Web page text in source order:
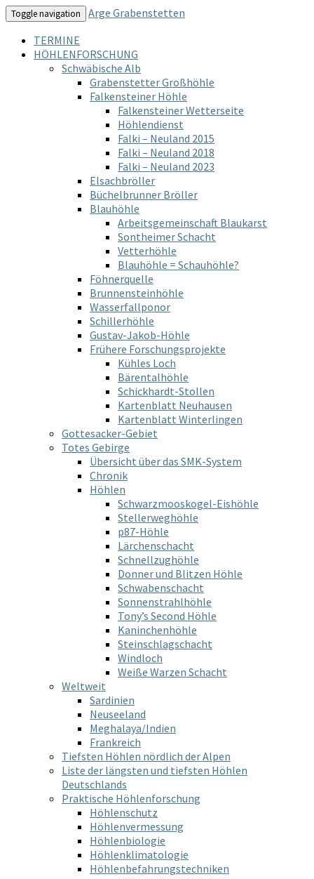
Toggle navigation
Arge Grabenstetten
TERMINE
HÖHLENFORSCHUNG
Schwäbische Alb
Grabenstetter Großhöhle
Falkensteiner Höhle
Falkensteiner Wetterseite
Höhlendienst
Falki – Neuland 2015
Falki – Neuland 2018
Falki – Neuland 2023
Elsachbröller
Büchelbrunner Bröller
Blauhöhle
Arbeitsgemeinschaft Blaukarst
Sontheimer Schacht
Vetterhöhle
Blauhöhle = Schauhöhle?
Föhnerquelle
Brunnensteinhöhle
Wasserfallponor
Schillerhöhle
Gustav-Jakob-Höhle
Frühere Forschungsprojekte
Kühles Loch
Bärentalhöhle
Schickhardt-Stollen
Kartenblatt Neuhausen
Kartenblatt Winterlingen
Gottesacker-Gebiet
Totes Gebirge
Übersicht über das SMK-System
Chronik
Höhlen
Schwarzmooskogel-Eishöhle
Stellerweghöhle
p87-Höhle
Lärchenschacht
Schnellzughöhle
Donner und Blitzen Höhle
Schwabenschacht
Sonnenstrahlhöhle
Tony’s Second Höhle
Kaninchenhöhle
Steinschlagschacht
Windloch
Weiße Warzen Schacht
Weltweit
Sardinien
Neuseeland
Meghalaya/Indien
Frankreich
Tiefsten Höhlen nördlich der Alpen
Liste der längsten und tiefsten Höhlen
Deutschlands
Praktische Höhlenforschung
Höhlenschutz
Höhlenvermessung
Höhlenbiologie
Höhlenklimatologie
Höhlenbefahrungstechniken